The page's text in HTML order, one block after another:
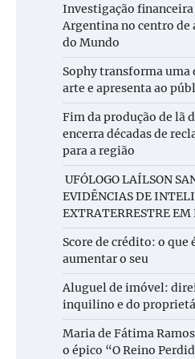
Investigação financeira
Argentina no centro de
do Mundo
Sophy transforma uma
arte e apresenta ao
Fim da produção de lã
encerra décadas de
para a região
UFÓLOGO LAÍLSON
EVIDÊNCIAS DE
EXTRATERRESTRE EM
Score de crédito: o que
aumentar o seu
Aluguel de imóvel:
inquilino e do
Maria de Fátima
o épico “O Reino